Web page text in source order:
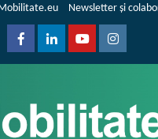
Newsletter și
FacebookLinkedinYoutubeInstagram